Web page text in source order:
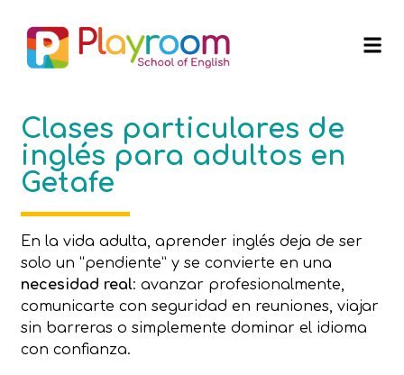
Clases particulares de
inglés para adultos en
Getafe
En la vida adulta, aprender inglés deja de ser
solo un “pendiente” y se convierte en una
necesidad real: avanzar profesionalmente,
comunicarte con seguridad en reuniones, viajar
sin barreras o simplemente dominar el idioma
con confianza.